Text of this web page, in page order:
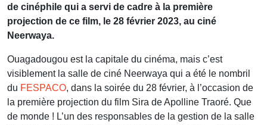
de cinéphile qui a servi de cadre à la première
projection de ce film, le 28 février 2023, au ciné
Neerwaya.
Ouagadougou est la capitale du cinéma, mais c’est
visiblement la salle de ciné Neerwaya qui a été le nombril
du FESPACO, dans la soirée du 28 février, à l’occasion de
la première projection du film Sira de Apolline Traoré. Que
de monde ! L’un des responsables de la gestion de la salle